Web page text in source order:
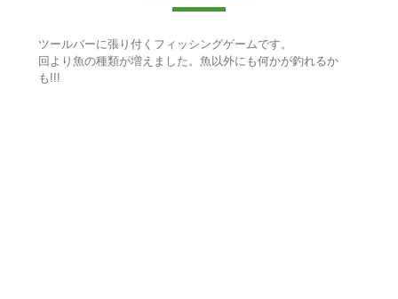
ツールバーに張り付くフィッシングゲームです。
回より魚の種類が増えました。魚以外にも何かが釣れるか
も!!!